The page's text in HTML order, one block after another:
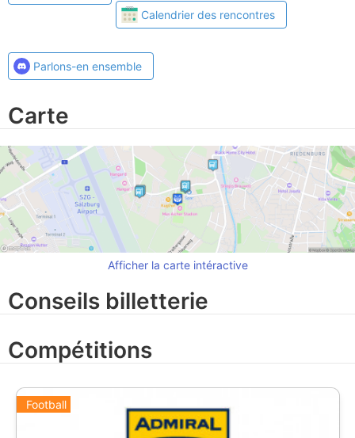
Calendrier des rencontres
Parlons-en ensemble
Carte
Afficher la carte intéractive
Conseils billetterie
Compétitions
Football